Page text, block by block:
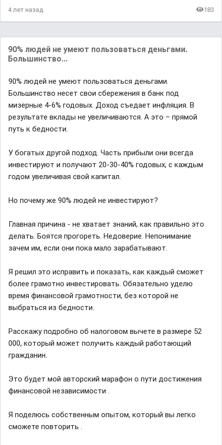
4 лет назад 183
90% людей не умеют пользоваться деньгами.
Большинство...
90% людей не умеют пользоваться деньгами.
Большинство несет свои сбережения в банк под
мизерные 4-6% годовых. Доход съедает инфляция. В
результате вклады не увеличиваются. А это – прямой
путь к бедности.
У богатых другой подход. Часть прибыли они всегда
инвестируют и получают 20-30-40% годовых, с каждым
годом увеличивая свой капитал.
Но почему же 90% людей не инвестируют?
Главная причина - не хватает знаний, как правильно это
делать. Боятся прогореть. Недоверие. Непонимание
зачем им, если они пока мало зарабатывают.
Я решил это исправить и показать, как каждый сможет
более грамотно инвестировать. Обязательно уделю
время финансовой грамотности, без которой не
выбраться из бедности.
Расскажу подробно об налоговом вычете в размере 52
000, который может получить каждый работающий
гражданин.
Это будет мой авторский марафон о пути достижения
финансовой независимости .
Я поделюсь собственным опытом, который вы легко
сможете повторить .